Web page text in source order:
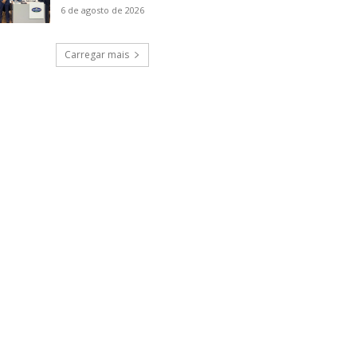
6 de agosto de 2026
Carregar mais